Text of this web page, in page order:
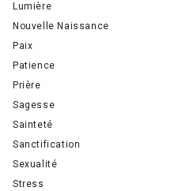
Lumière
Nouvelle Naissance
Paix
Patience
Prière
Sagesse
Sainteté
Sanctification
Sexualité
Stress